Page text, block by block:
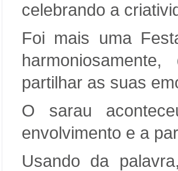
celebrando a
Foi mais uma
partilhar as suas
O sarau
envolvimento e a
Usando da